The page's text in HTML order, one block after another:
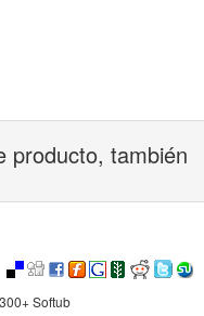
producto, también
Softub